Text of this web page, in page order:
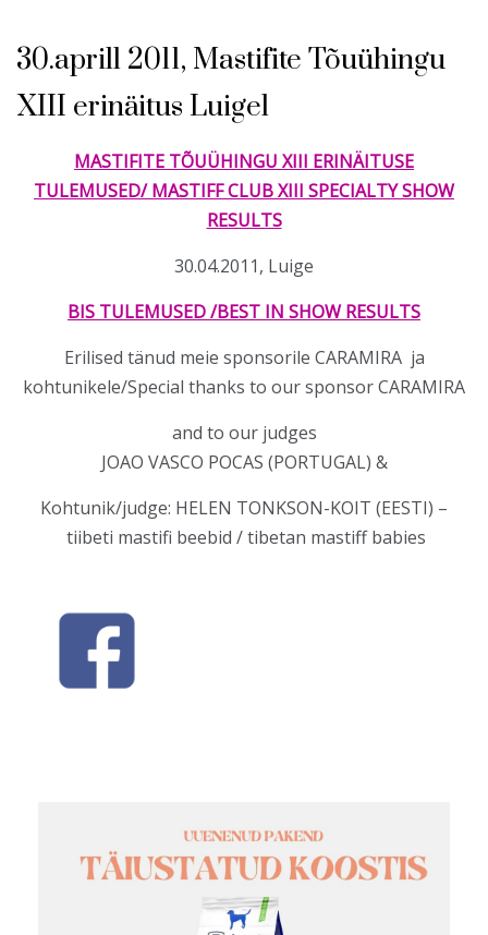
30.aprill 2011, Mastifite Tõuühingu
XIII erinäitus Luigel
MASTIFITE TÕUÜHINGU XIII ERINÄITUSE
TULEMUSED/ MASTIFF CLUB XIII SPECIALTY SHOW
RESULTS
30.04.2011, Luige
BIS TULEMUSED /BEST IN SHOW RESULTS
Erilised tänud meie sponsorile CARAMIRA ja
kohtunikele/Special thanks to our sponsor CARAMIRA
and to our judges
JOAO VASCO POCAS (PORTUGAL) &
Kohtunik/judge: HELEN TONKSON-KOIT (EESTI) –
tiibeti mastifi beebid / tibetan mastiff babies